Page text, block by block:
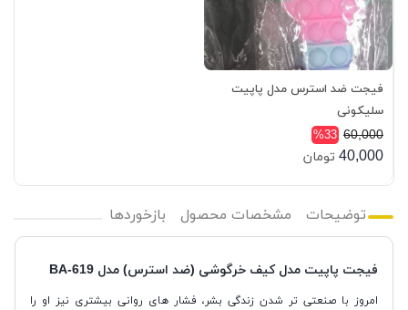
فیجت ضد استرس مدل پاپیت
سلیکونی
60,000
%33
40,000 تومان
توضیحات مشخصات محصول بازخوردها
فیجت پاپیت مدل کیف خرگوشی (ضد استرس) مدل BA-619
امروز با صنعتی تر شدن زندگی بشر، فشار های روانی بیشتری نیز او را